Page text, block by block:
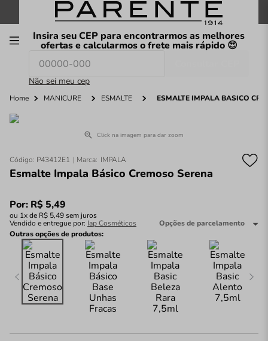
FRETE GRÁTIS nas compras a partir de R$199
Insira seu CEP para encontrarmos as melhores
ofertas e calcularmos o frete mais rápido 😍
Não sei meu cep
O que você procura hoje?
Home MANICURE ESMALTE ESMALTE IMPALA BÁSICO
Click na imagem para dar zoom
Código: P43412E1 IMPALA
Esmalte Impala Básico Cremoso Serena
Por: R$ 5,49
ou 1x de R$ 5,49sem juros
Vendido e entregue por: Iap Cosméticos
Opções de parcelamento
Outras opções de produtos: